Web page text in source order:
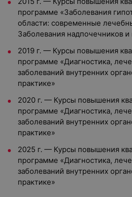
программе «Заболевания
области: современные
Заболевания надпочечников
2019 г. — Курсы повышения
программе «Диагностика,
заболеваний внутренних
практике»
2020 г. — Курсы повышения
программе «Диагностика,
заболеваний внутренних
практике»
2025 г. — Курсы повышения
программе «Диагностика,
заболеваний внутренних
практике»